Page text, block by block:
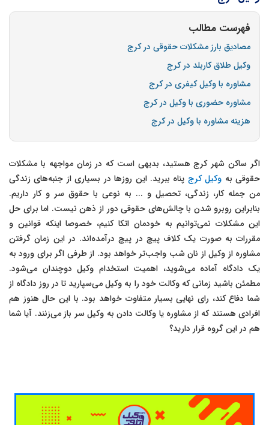
فهرست مطالب
مصادیق بارز مشکلات حقوقی در کرج
وکیل طلاق کاربلد در کرج
مشاوره با وکیل کیفری در کرج
مشاوره حضوری با وکیل در کرج
هزینه مشاوره با وکیل در کرج
اگر ساکن شهر کرج هستید، بدیهی است که در زمان مواجهه با مشکلات
حقوقی به وکیل کرج پناه ببرید. این روزها در بسیاری از جنبه‌های زندگی
من جمله کار، زندگی، تحصیل و ... به نوعی با حقوق سر و کار داریم.
بنابراین روبرو شدن با چالش‌های حقوقی دور از ذهن نیست. اما برای حل
این مشکلات نمی‌توانیم به خودمان اتکا کنیم، خصوصا اینکه قوانین و
مقررات به صورت یک کلاف پیچ در پیچ درآمده‌اند. در این زمان گرفتن
مشاوره از وکیل از نان شب واجب‌تر خواهد بود. از طرفی اگر برای ورود به
یک دادگاه آماده می‌شوید، اهمیت استخدام وکیل دوچندان می‌شود.
مطمئن باشید زمانی که وکالت خود را به وکیل می‌سپارید تا در روز دادگاه از
شما دفاع کند، رای نهایی بسیار متفاوت خواهد بود. با این حال هنوز هم
افرادی هستند که از مشاوره یا وکالت دادن به وکیل سر باز می‌زنند. آیا شما
هم در این گروه قرار دارید؟